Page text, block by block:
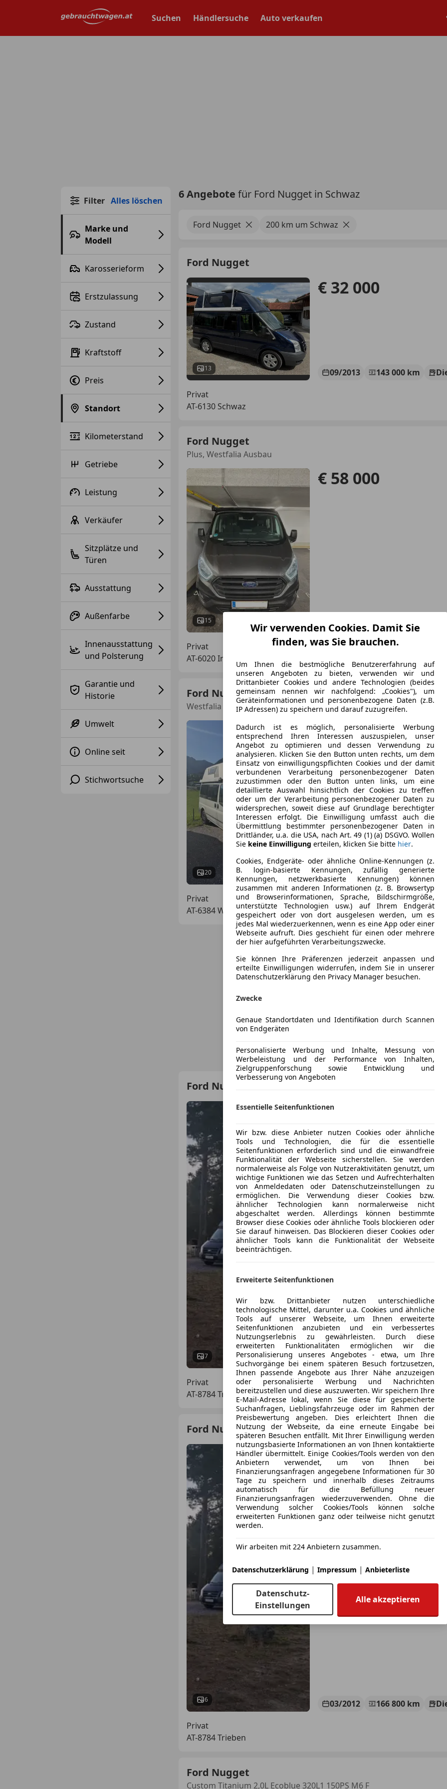
Suchen Händlersuche Auto verkaufen
Filter Alles löschen
Marke und
Modell
Karosserieform
Erstzulassung
Zustand
Kraftstoff
Preis
Standort
Kilometerstand
Getriebe
Leistung
Verkäufer
Sitzplätze und
Türen
Ausstattung
Außenfarbe
Innenausstattung
und Polsterung
Garantie und
Historie
Umwelt
Online seit
Stichwortsuche
6 Angebote für Ford Nugget in Schwaz
Ford Nugget 200 km um Schwaz
Ford Nugget
13
€ 32 000
09/2013 143 000 km
Privat
AT-6130 Schwaz
Ford Nugget
Plus, Westfalia Ausbau
15
€ 58 000
09/2021 48 000 km
Privat
AT-6020 Innsbruck
Ford Nugget
Westfalia
20
€ 33 000
06/2013 65 000 km
Privat
AT-6384 Waidring
Ford Nugget
7
€ 26 000
03/2012 166 800 km
Privat
AT-8784 Trieben
Ford Nugget
6
€ 26 000
03/2012 166 800 km
Privat
AT-8784 Trieben
Ford Nugget
Custom Titanium 2,0L Ecoblue 320L1 150PS M6 F
Wir verwenden Cookies. Damit Sie
finden, was Sie brauchen.
Um Ihnen die bestmögliche Benutzererfahrung auf
unseren Angeboten zu bieten, verwenden wir und
Drittanbieter Cookies und andere Technologien (beides
gemeinsam nennen wir nachfolgend: „Cookies"), um
Geräteinformationen und personenbezogene Daten (z.B.
IP Adressen) zu speichern und darauf zuzugreifen.
Dadurch ist es möglich, personalisierte Werbung
entsprechend Ihren Interessen auszuspielen, unser
Angebot zu optimieren und dessen Verwendung zu
analysieren. Klicken Sie den Button unten rechts, um dem
Einsatz von einwilligungspflichten Cookies und der damit
verbundenen Verarbeitung personenbezogener Daten
zuzustimmen oder den Button unten links, um eine
detaillierte Auswahl hinsichtlich der Cookies zu treffen
oder um der Verarbeitung personenbezogener Daten zu
widersprechen, soweit diese auf Grundlage berechtigter
Interessen erfolgt. Die Einwilligung umfasst auch die
Übermittlung bestimmter personenbezogener Daten in
Drittländer, u.a. die USA, nach Art. 49 (1) (a) DSGVO. Wollen
Sie keine Einwilligung erteilen, klicken Sie bitte hier.
Cookies, Endgeräte- oder ähnliche Online-Kennungen (z.
B. login-basierte Kennungen, zufällig generierte
Kennungen, netzwerkbasierte Kennungen) können
zusammen mit anderen Informationen (z. B. Browsertyp
und Browserinformationen, Sprache, Bildschirmgröße,
unterstützte Technologien usw.) auf Ihrem Endgerät
gespeichert oder von dort ausgelesen werden, um es
jedes Mal wiederzuerkennen, wenn es eine App oder einer
Webseite aufruft. Dies geschieht für einen oder mehrere
der hier aufgeführten Verarbeitungszwecke.
Sie können Ihre Präferenzen jederzeit anpassen und
erteilte Einwilligungen widerrufen, indem Sie in unserer
Datenschutzerklärung den Privacy Manager besuchen.
Zwecke
Genaue Standortdaten und Identifikation durch Scannen
von Endgeräten
Personalisierte Werbung und Inhalte, Messung von
Werbeleistung und der Performance von Inhalten,
Zielgruppenforschung sowie Entwicklung und
Verbesserung von Angeboten
Essentielle Seitenfunktionen
Wir bzw. diese Anbieter nutzen Cookies oder ähnliche
Tools und Technologien, die für die essentielle
Seitenfunktionen erforderlich sind und die einwandfreie
Funktionalität der Webseite sicherstellen. Sie werden
normalerweise als Folge von Nutzeraktivitäten genutzt, um
wichtige Funktionen wie das Setzen und Aufrechterhalten
von Anmeldedaten oder Datenschutzeinstellungen zu
ermöglichen. Die Verwendung dieser Cookies bzw.
ähnlicher Technologien kann normalerweise nicht
abgeschaltet werden. Allerdings können bestimmte
Browser diese Cookies oder ähnliche Tools blockieren oder
Sie darauf hinweisen. Das Blockieren dieser Cookies oder
ähnlicher Tools kann die Funktionalität der Webseite
beeinträchtigen.
Erweiterte Seitenfunktionen
Wir bzw. Drittanbieter nutzen unterschiedliche
technologische Mittel, darunter u.a. Cookies und ähnliche
Tools auf unserer Webseite, um Ihnen erweiterte
Seitenfunktionen anzubieten und ein verbessertes
Nutzungserlebnis zu gewährleisten. Durch diese
erweiterten Funktionalitäten ermöglichen wir die
Personalisierung unseres Angebotes - etwa, um Ihre
Suchvorgänge bei einem späteren Besuch fortzusetzen,
Ihnen passende Angebote aus Ihrer Nähe anzuzeigen
oder personalisierte Werbung und Nachrichten
bereitzustellen und diese auszuwerten. Wir speichern Ihre
E-Mail-Adresse lokal, wenn Sie diese für gespeicherte
Suchanfragen, Lieblingsfahrzeuge oder im Rahmen der
Preisbewertung angeben. Dies erleichtert Ihnen die
Nutzung der Webseite, da eine erneute Eingabe bei
späteren Besuchen entfällt. Mit Ihrer Einwilligung werden
nutzungsbasierte Informationen an von Ihnen kontaktierte
Händler übermittelt. Einige Cookies/Tools werden von den
Anbietern verwendet, um von Ihnen bei
Finanzierungsanfragen angegebene Informationen für 30
Tage zu speichern und innerhalb dieses Zeitraums
automatisch für die Befüllung neuer
Finanzierungsanfragen wiederzuverwenden. Ohne die
Verwendung solcher Cookies/Tools können solche
erweiterten Funktionen ganz oder teilweise nicht genutzt
werden.
Wir arbeiten mit 224 Anbietern zusammen.
Datenschutzerklärung | Impressum | Anbieterliste
Datenschutz-
Einstellungen
Alle akzeptieren